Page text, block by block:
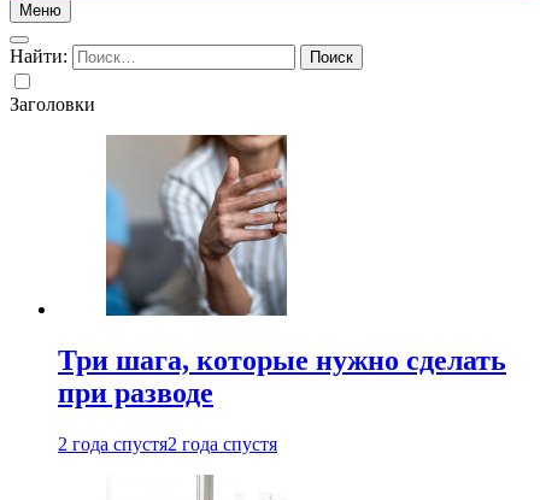
Меню
Найти:
Заголовки
Три шага, которые нужно сделать
при разводе
2 года спустя2 года спустя